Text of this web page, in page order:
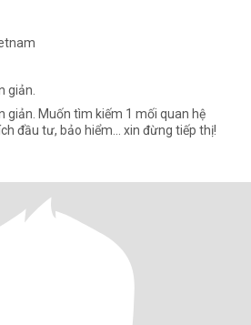
giản.
giản. Muốn tìm kiếm 1 mối quan hệ
đầu tư, bảo hiểm... xin đừng tiếp thị!